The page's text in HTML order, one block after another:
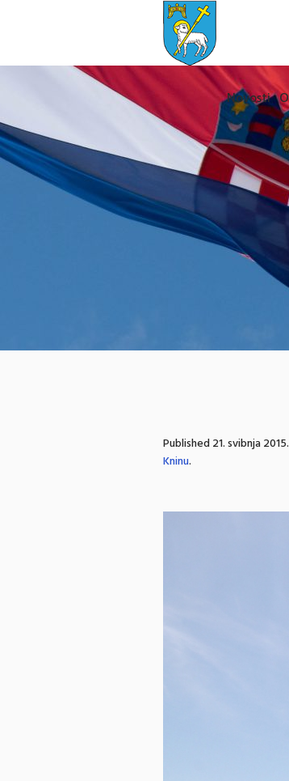
Novosti
Published21. svibnja 2015.
Kninu.